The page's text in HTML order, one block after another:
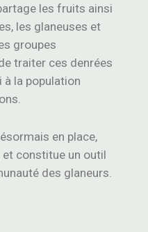
les fruits ainsi
les glaneuses et
groupes
traiter ces denrées
la population
en place,
constitue un outil
des glaneurs.